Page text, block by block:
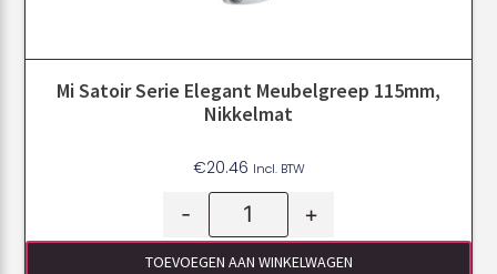
Mi Satoir Serie Elegant Meubelgreep 115mm,
Nikkelmat
€20.46 Incl. BTW
- +
TOEVOEGEN AAN WINKELWAGEN